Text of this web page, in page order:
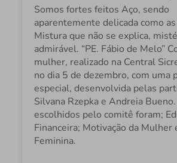
Central Sicredi Centro
Sicredi Fronteira PR/
Sicredi Sudoeste MT
Central Sicredi SP
Sicredi Norte MT
Sicredi Alto Nordeste
Somos fortes feitos Aço, sendo
aparentemente delicada como
Mistura que não se explica,
admirável. “PE. Fábio de Melo”
mulher, realizado na Central
no dia 5 de dezembro, com uma
especial, desenvolvida pelas
Silvana Rzepka e Andreia
escolhidos pelo comitê foram;
Financeira; Motivação da
Feminina.